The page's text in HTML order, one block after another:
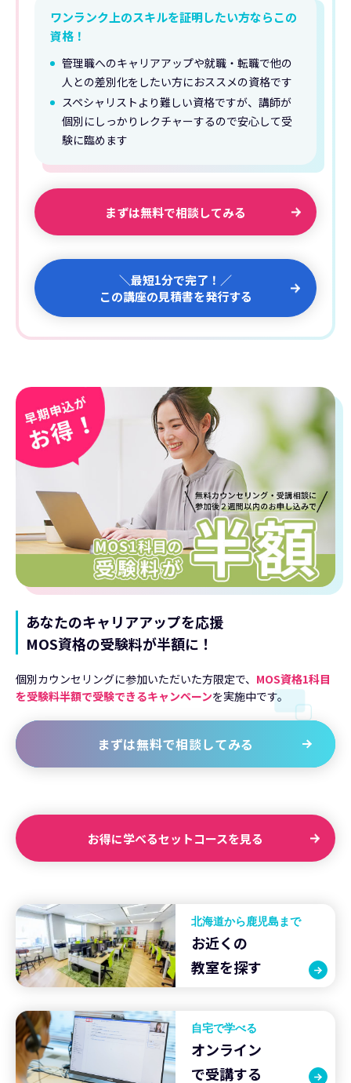
ワンランク上のスキルを証明したい方ならこの
資格！
管理職へのキャリアアップや就職・転職で他の
人との差別化をしたい方におススメの資格です
スペシャリストより難しい資格ですが、講師が
個別にしっかりレクチャーするので安心して受
験に臨めます
まずは無料で相談してみる
＼最短1分で完了！／
この講座の見積書を発行する
あなたのキャリアアップを応援
MOS資格の受験料が半額に！
個別カウンセリングに参加いただいた方限定で、 MOS資格1科目
を受験料半額で受験できるキャンペーンを実施中です。
まずは無料で相談してみる
お得に学べるセットコースを見る
北海道から鹿児島まで
お近くの
教室を探す
自宅で学べる
オンライン
で受講する